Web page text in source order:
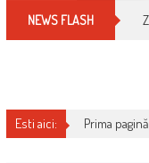
NEWS FLASH
Esti aici: Prima